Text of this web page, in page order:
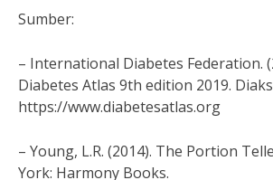
Sumber:
– International Diabetes Federation.
Diabetes Atlas 9th edition 2019.
https://www.diabetesatlas.org
– Young, L.R. (2014). The Portion
York: Harmony Books.